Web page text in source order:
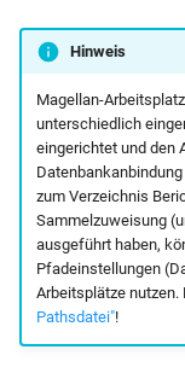
Hinweis
Magellan-
unterschiedlich
eingerichtet und den
zum Verzeichnis
Sammelzuweisung
ausgeführt haben,
Pfadeinstellungen
Arbeitsplätze nutzen.
Pathsdatei"!